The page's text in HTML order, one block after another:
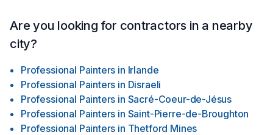
Are you looking for contractors in a nearby
city?
Professional Painters in Irlande
Professional Painters in Disraeli
Professional Painters in Sacré-Coeur-de-Jésus
Professional Painters in Saint-Pierre-de-Broughton
Professional Painters in Thetford Mines